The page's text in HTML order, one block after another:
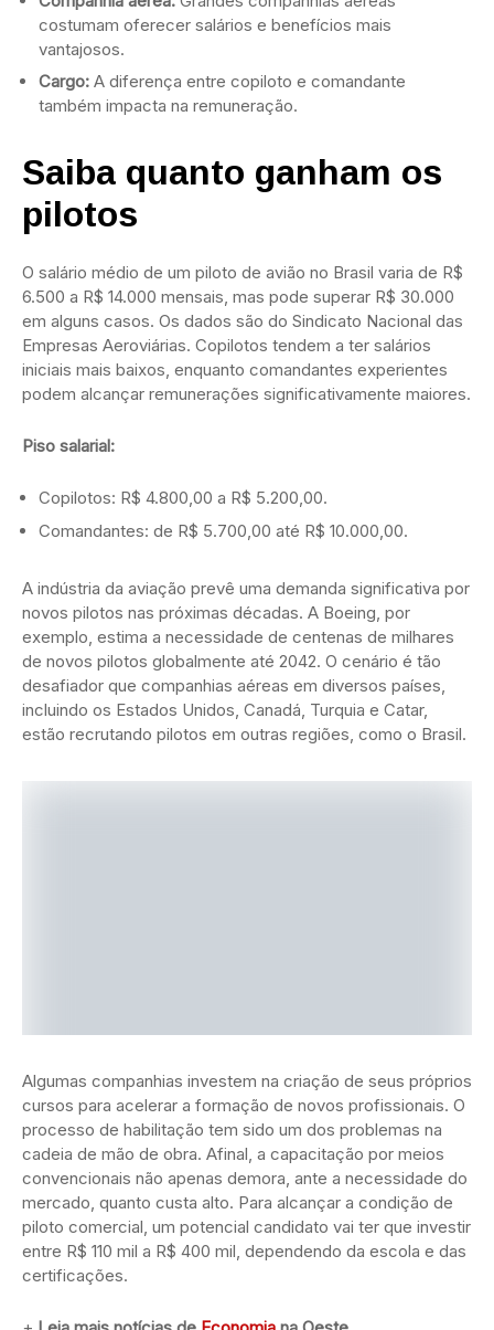
costumam oferecer salários e benefícios mais
vantajosos.
Cargo: A diferença entre copiloto e comandante
também impacta na remuneração.
Saiba quanto ganham os
pilotos
O salário médio de um piloto de avião no Brasil varia de R$
6.500 a R$ 14.000 mensais, mas pode superar R$ 30.000
em alguns casos. Os dados são do Sindicato Nacional das
Empresas Aeroviárias. Copilotos tendem a ter salários
iniciais mais baixos, enquanto comandantes experientes
podem alcançar remunerações significativamente maiores.
Piso salarial:
Copilotos: R$ 4.800,00 a R$ 5.200,00.
Comandantes: de R$ 5.700,00 até R$ 10.000,00.
A indústria da aviação prevê uma demanda significativa por
novos pilotos nas próximas décadas. A Boeing, por
exemplo, estima a necessidade de centenas de milhares
de novos pilotos globalmente até 2042. O cenário é tão
desafiador que companhias aéreas em diversos países,
incluindo os Estados Unidos, Canadá, Turquia e Catar,
estão recrutando pilotos em outras regiões, como o Brasil.
Algumas companhias investem na criação de seus próprios
cursos para acelerar a formação de novos profissionais. O
processo de habilitação tem sido um dos problemas na
cadeia de mão de obra. Afinal, a capacitação por meios
convencionais não apenas demora, ante a necessidade do
mercado, quanto custa alto. Para alcançar a condição de
piloto comercial, um potencial candidato vai ter que investir
entre R$ 110 mil a R$ 400 mil, dependendo da escola e das
certificações.